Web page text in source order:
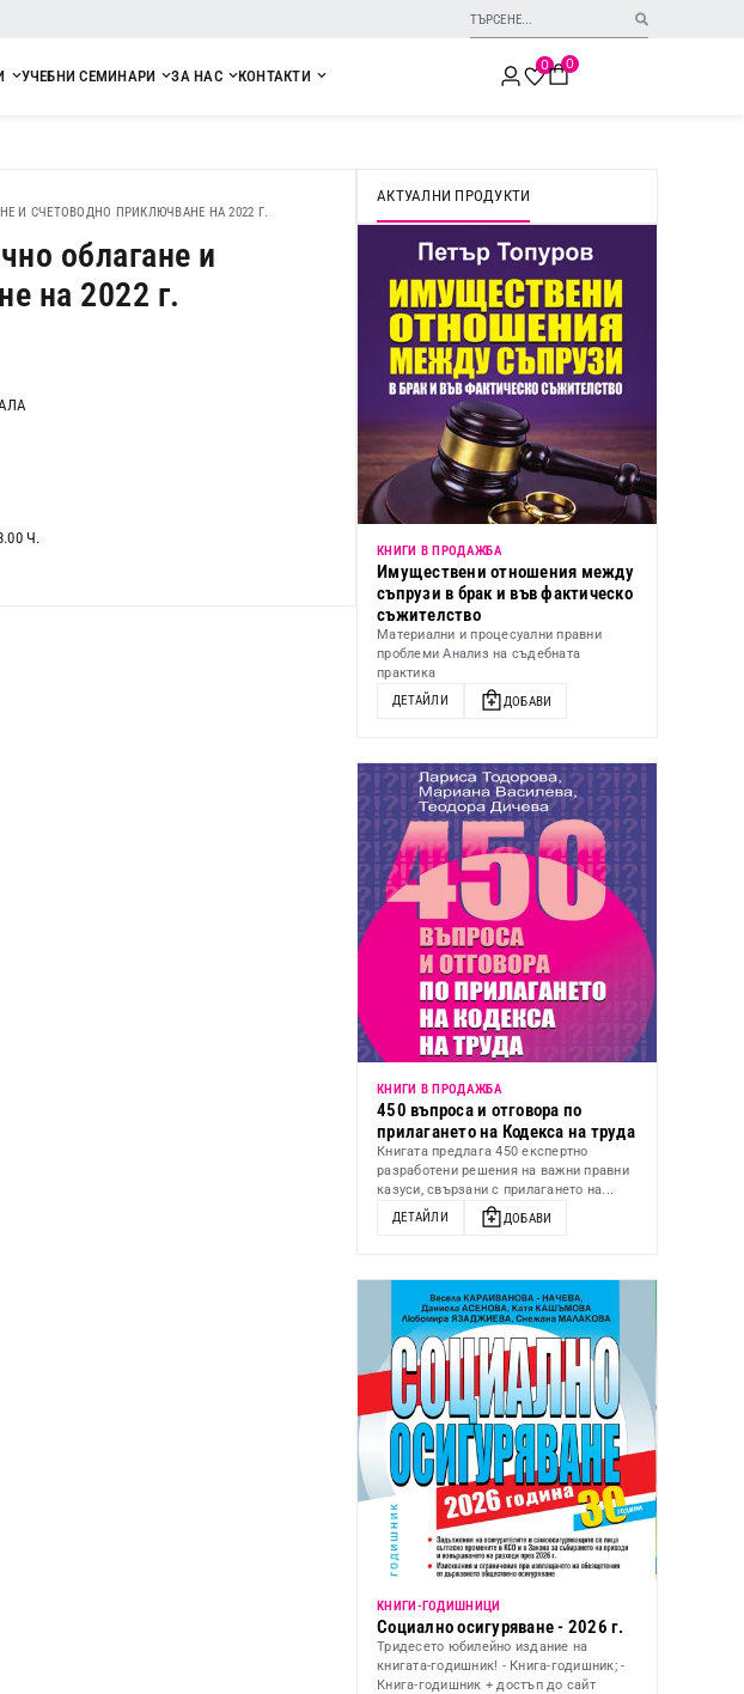
УЧЕБНИ СЕМИНАРИ ЗА НАС КОНТАКТИ
0 0
И СЧЕТОВОДНО ПРИКЛЮЧВАНЕ НА 2022 Г.
облагане и
на 2022 г.
Ч.
АКТУАЛНИ ПРОДУКТИ
КНИГИ В ПРОДАЖБА
Имуществени отношения между
съпрузи в брак и във фактическо
съжителство
Материални и процесуални правни
проблеми Анализ на съдебната
практика
ДЕТАЙЛИ
ДОБАВИ
КНИГИ В ПРОДАЖБА
450 въпроса и отговора по
прилагането на Кодекса на труда
Книгата предлага 450 експертно
разработени решения на важни правни
казуси, свързани с прилагането на...
ДЕТАЙЛИ
ДОБАВИ
KНИГИ-ГОДИШНИЦИ
Социално осигуряване - 2026 г.
Тридесето юбилейно издание на
книгата-годишник! - Книга-годишник; -
Книга-годишник + достъп до сайт